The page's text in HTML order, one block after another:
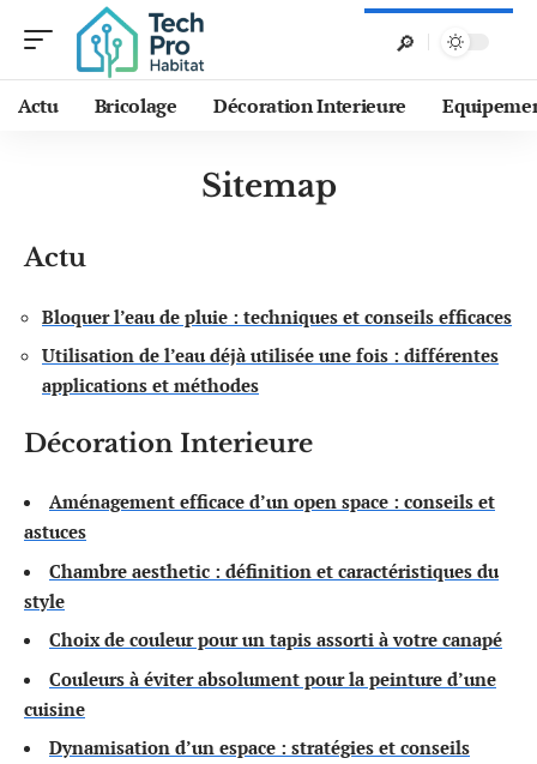
Actu Bricolage Décoration Interieure
Sitemap
Actu
Bloquer l’eau de pluie : techniques et conseils efficaces
Utilisation de l’eau déjà utilisée une fois : différentes
applications et méthodes
Décoration Interieure
Aménagement efficace d’un open space : conseils et
astuces
Chambre aesthetic : définition et caractéristiques du
style
Choix de couleur pour un tapis assorti à votre canapé
Couleurs à éviter absolument pour la peinture d’une
cuisine
Dynamisation d’un espace : stratégies et conseils